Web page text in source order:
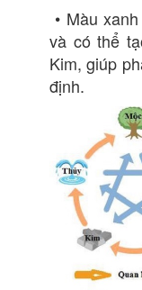
• Màu
và có thể
Kim, giúp
định.